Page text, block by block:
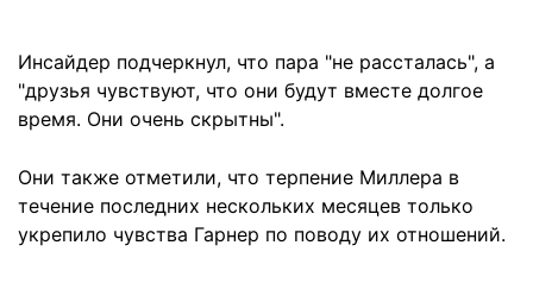
Инсайдер подчеркнул, что пара "не рассталась", а
"друзья чувствуют, что они будут вместе долгое
время. Они очень скрытны".
Они также отметили, что терпение Миллера в
течение последних нескольких месяцев только
укрепило чувства Гарнер по поводу их отношений.